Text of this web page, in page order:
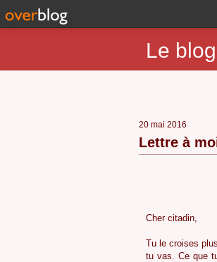
Le
20 mai 2016
Lettre à
Cher citadin,
Tu le croises
tu vas. Ce que